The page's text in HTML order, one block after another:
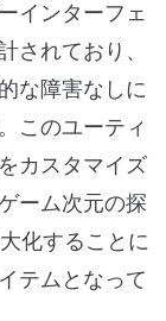
インターフェ
されており、
な障害なしに
このユーティ
カスタマイズ
ーム次元の探
化することに
テムとなって